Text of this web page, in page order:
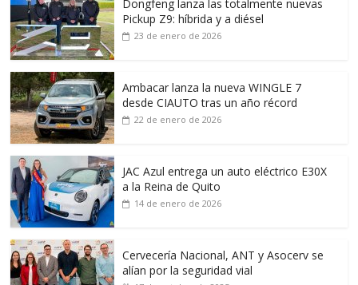
Dongfeng lanza las totalmente nuevas
Pickup Z9: híbrida y a diésel
23 de enero de 2026
Ambacar lanza la nueva WINGLE 7
desde CIAUTO tras un año récord
22 de enero de 2026
JAC Azul entrega un auto eléctrico E30X
a la Reina de Quito
14 de enero de 2026
Cervecería Nacional, ANT y Asocerv se
alían por la seguridad vial